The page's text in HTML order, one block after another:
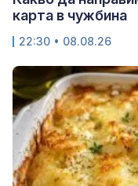
карта в чужбина
22:30 • 08.08.26